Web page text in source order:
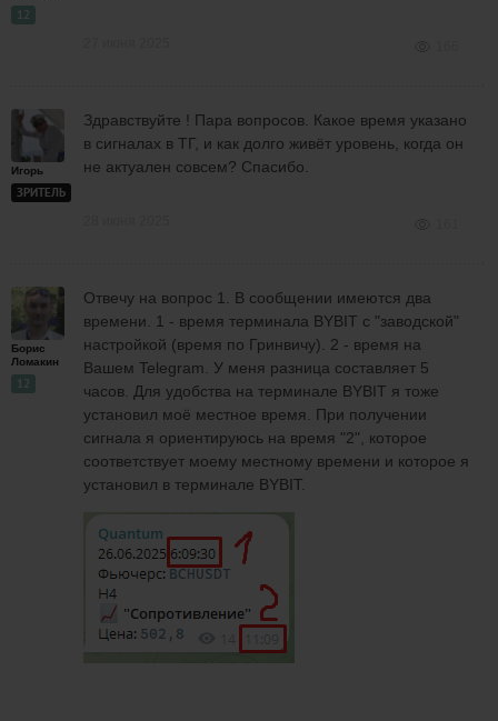
12
Игорь
ЗРИТЕЛЬ
Здравствуйте ! Пара вопросов. Какое время указано
в сигналах в ТГ, и как долго живёт уровень, когда он
не актуален совсем? Спасибо.
Борис
Ломакин
12
Отвечу на вопрос 1. В сообщении имеются два
времени. 1 - время терминала BYBIT с "заводской"
настройкой (время по Гринвичу). 2 - время на
Вашем Telegram. У меня разница составляет 5
часов. Для удобства на терминале BYBIT я тоже
установил моё местное время. При получении
сигнала я ориентируюсь на время "2", которое
соответствует моему местному времени и которое я
установил в терминале BYBIT.